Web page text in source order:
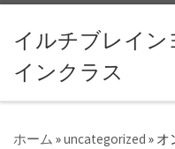
コンテンツへスキップ
イルチブレイン
インクラス
ホーム »uncategorized » オ